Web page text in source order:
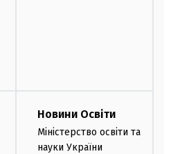
Новини Освіти
Міністерство освіти та
науки України